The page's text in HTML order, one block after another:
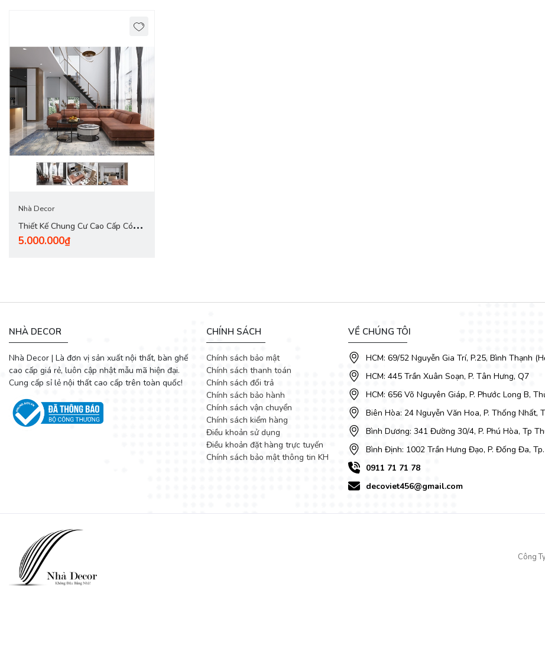
Nhà Decor
Thiết Kế Chung Cư Cao Cấp Có
Gác Lửng Đẹp Sang Trọng
5.000.000₫
NHÀ DECOR
Nhà Decor | Là đơn vị sản xuất nội thất, bàn ghế
cao cấp giá rẻ, luôn cập nhật mẫu mã hiện đại.
Cung cấp sỉ lẻ nội thất cao cấp trên toàn quốc!
CHÍNH SÁCH
Chính sách bảo mật
Chính sách thanh toán
Chính sách đổi trả
Chính sách bảo hành
Chính sách vận chuyển
Chính sách kiểm hàng
Điều khoản sử dụng
Điều khoản đặt hàng trực tuyến
Chính sách bảo mật thông tin KH
VỀ CHÚNG TÔI
HCM: 69/52 Nguyễn Gia Trí, P.25, Bình Thạnh
HCM: 445 Trần Xuân Soạn, P. Tân Hưng, Q7
HCM: 656 Võ Nguyên Giáp, P. Phước Long B,
Biên Hòa: 24 Nguyễn Văn Hoa, P. Thống Nhất,
Bình Dương: 341 Đường 30/4, P. Phú Hòa, Tp
Bình Định: 1002 Trần Hưng Đạo, P. Đống Đa,
0911 71 71 78
decoviet456@gmail.com
Công